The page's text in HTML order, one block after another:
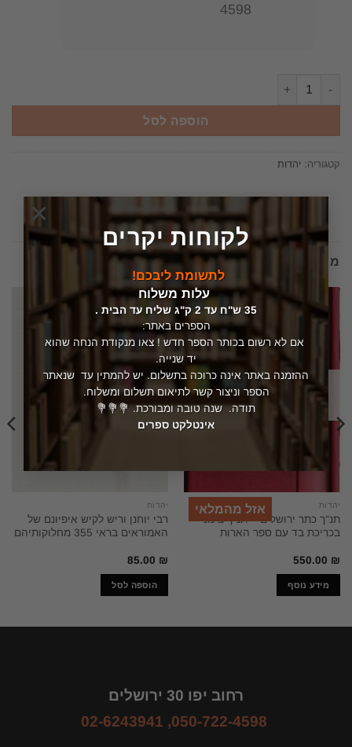
לקוחות יקרים
לתשומת ליבכם!
עלות משלוח
35 ש"ח עד 2 ק"ג שליח עד הבית .
הספרים באתר:
אם לא רשום בכותר הספר חדש ! צאו מנקודת הנחה שהוא
יד שנייה.
ההזמנה באתר אינה כרוכה בתשלום. יש להמתין עד שנאתר
הספר וניצור קשר לתיאום תשלום ומשלוח.
תודה. שנה טובה ומבורכת. 💐💐💐
אינטלקט ספרים
×
4598
הוספה לסל
קטגוריה: יהדות
מוצרים קשורים
המלאי אזל
אזל מהמלאי יהדות
תנ"ך כתר ירושלים – תנ"ך בינוני
בכריכת בד עם ספר הארות
550.00 ₪
מידע נוסף
יהדות
רבי יוחנן וריש לקיש איפיונם של
האמוראים בראי 355 מחלוקותיהם
85.00 ₪
הוספה לסל
רחוב יפו 30 ירושלים
050-722-4598
,
02-6243941